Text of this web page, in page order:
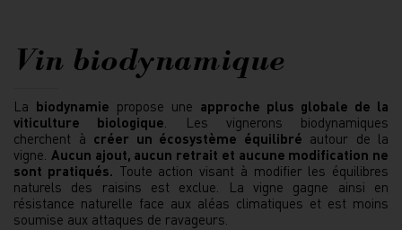
Vin biodynamique
La biodynamie propose une approche plus globale de la
viticulture biologique. Les vignerons biodynamiques
cherchent à créer un écosystème équilibré autour de la
vigne. Aucun ajout, aucun retrait et aucune modification ne
sont pratiqués. Toute action visant à modifier les équilibres
naturels des raisins est exclue. La vigne gagne ainsi en
résistance naturelle face aux aléas climatiques et est moins
soumise aux attaques de ravageurs.